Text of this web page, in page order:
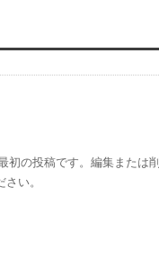
初の投稿です。編集または削
い。